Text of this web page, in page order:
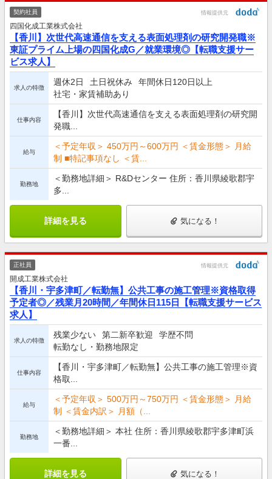
契約社員 情報提供元
四国化成工業株式会社
【香川】次世代高速通信を支える表面処理剤の研究開発職※
東証プライム上場の四国化成G／就業環境◎【転職支援サー
ビス求人】
求人の特徴
週休2日 土日祝休み
年間休日120日以上
社宅・家賃補助あり
仕事内容
【香川】次世代高速通信を支える表面処理剤の研究開
発職...
給与
＜予定年収＞ 450万円～600万円 ＜賃金形態＞ 月給
制 ■特記事項なし ＜賃...
勤務地
＜勤務地詳細＞ R&Dセンター 住所：香川県綾歌郡宇
多...
詳細を見る 気になる！
正社員 情報提供元
開成工業株式会社
【香川・宇多津町／転勤無】公共工事の施工管理※資格取得
予定者◎／残業月20時間／年間休日115日【転職支援サービス
求人】
求人の特徴
残業少ない 第二新卒歓迎
学歴不問
転勤なし・勤務地限定
仕事内容
【香川・宇多津町／転勤無】公共工事の施工管理※資
格取...
給与
＜予定年収＞ 500万円～750万円 ＜賃金形態＞ 月給
制 ＜賃金内訳＞ 月額（...
勤務地
＜勤務地詳細＞ 本社 住所：香川県綾歌郡宇多津町浜
一番...
詳細を見る 気になる！